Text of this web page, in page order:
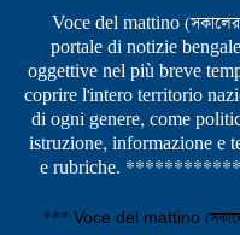
Voce del mattino (সকালের
portale di notizie
oggettive nel più breve
coprire l'intero territorio
di ogni genere, come
istruzione, informazione e
e rubriche.
*** Voce del mattino